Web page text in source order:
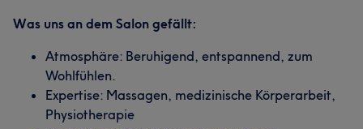
Was uns an dem Salon gefällt:
Atmosphäre: Beruhigend, entspannend, zum
Wohlfühlen.
Expertise: Massagen, medizinische Körperarbeit,
Physiotherapie